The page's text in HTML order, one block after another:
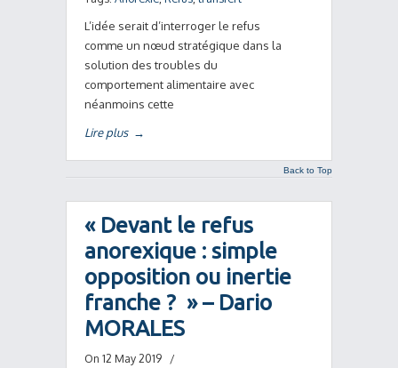
L’idée serait d’interroger le refus
comme un nœud stratégique dans la
solution des troubles du
comportement alimentaire avec
néanmoins cette
Lire plus →
Back to Top
« Devant le refus
anorexique : simple
opposition ou inertie
franche ? » – Dario
MORALES
On 12 May 2019
/